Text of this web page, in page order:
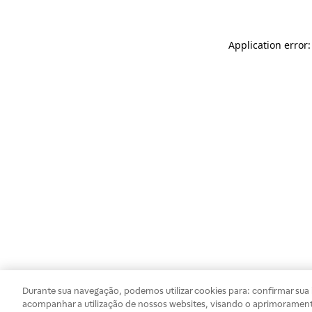
Application
Durante sua navegação, podemos utilizar cookies para: confirmar
acompanhar a utilização de nossos websites, visando o